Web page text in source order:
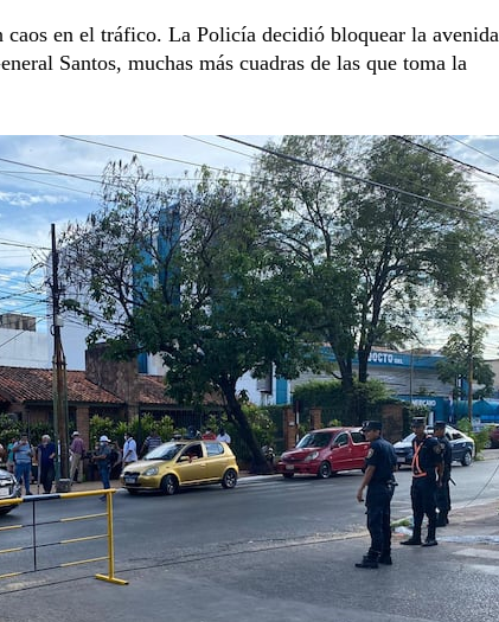
caos en el tráfico. La Policía decidió bloquear la avenida
Santos, muchas más cuadras de las que toma la